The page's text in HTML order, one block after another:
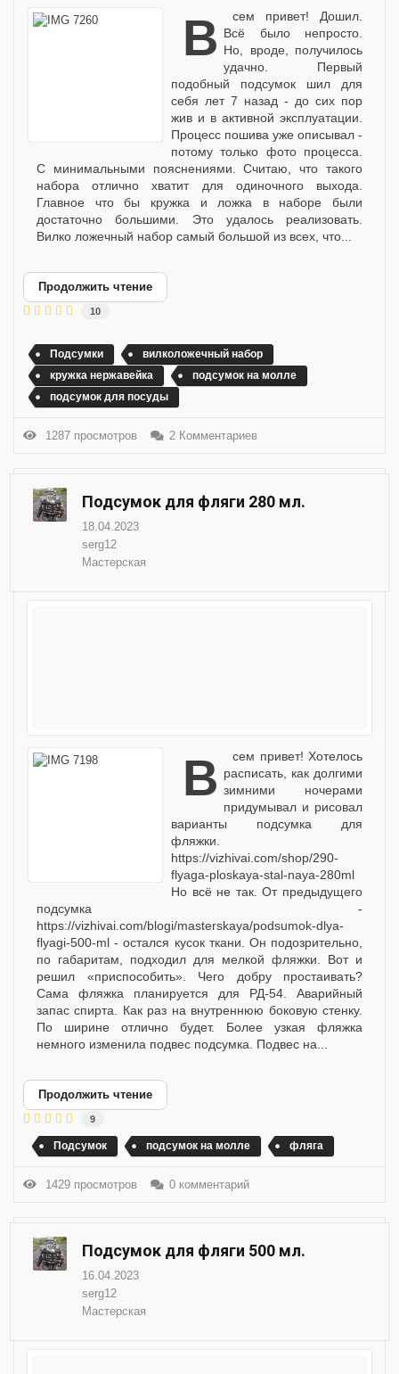
Всем привет! Дошил. Всё было непросто.
Но, вроде, получилось
удачно. Первый
подобный подсумок шил для
себя лет 7 назад - до сих пор
жив и в активной эксплуатации.
Процесс пошива уже описывал -
потому только фото процесса.
С минимальными пояснениями. Считаю, что такого
набора отлично хватит для одиночного выхода.
Главное что бы кружка и ложка в наборе были
достаточно большими. Это удалось реализовать.
Вилко ложечный набор самый большой из всех, что...
Продолжить чтение
10
Подсумки
вилколожечный набор
кружка нержавейка
подсумок на молле
подсумок для посуды
1287 просмотров 2 Комментариев
Подсумок для фляги 280 мл.
18.04.2023
serg12
Мастерская
Всем привет! Хотелось расписать, как долгими
зимними ночерами
придумывал и рисовал
варианты подсумка для
фляжки.
https://vizhivai.com/shop/290-
flyaga-ploskaya-stal-naya-280ml
Но всё не так. От предыдущего
подсумка -
https://vizhivai.com/blogi/masterskaya/podsumok-dlya-
flyagi-500-ml - остался кусок ткани. Он подозрительно,
по габаритам, подходил для мелкой фляжки. Вот и
решил «приспособить». Чего добру простаивать?
Сама фляжка планируется для РД-54. Аварийный
запас спирта. Как раз на внутреннюю боковую стенку.
По ширине отлично будет. Более узкая фляжка
немного изменила подвес подсумка. Подвес на...
Продолжить чтение
9
Подсумок подсумок на молле фляга
1429 просмотров 0 комментарий
Подсумок для фляги 500 мл.
16.04.2023
serg12
Мастерская